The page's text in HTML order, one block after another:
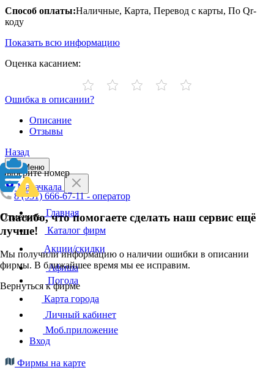
Способ оплаты:Наличные, Карта, Перевод с карты, По Qr-
коду
Показать всю информацию
Оценка касанием:
Ошибка в описании?
Описание
Отзывы
Назад
Выберите номер
8 (931) 666-67-11 - оператор
Отменить
Спасибо, что помогаете сделать наш сервис ещё
лучше!
Мы получили информацию о наличии ошибки в описании
фирмы. В ближайшее время мы ее исправим.
Вернуться к фирме
Меню
Махачкала
Главная
Каталог фирм
Акции/скидки
Афиша
Погода
Карта города
Личный кабинет
Моб.приложение
Вход
Фирмы на карте